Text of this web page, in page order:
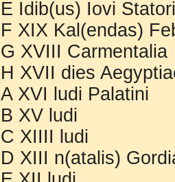
E Idib(us) Iovi
F XIX Kal(endas)
G XVIII Carmentalia
H XVII dies
A XVI ludi Palatini
B XV ludi
C XIIII ludi
D XIII n(atalis)